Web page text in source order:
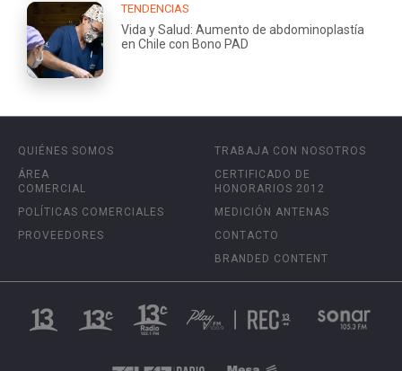
TENDENCIAS
Vida y Salud: Aumento de abdominoplastía
en Chile con Bono PAD
QUIÉNES SOMOS
ÁREA
COMERCIAL
POLÍTICAS COMERCIALES
PROVEEDORES
TRABAJA CON NOSOTROS
CERTIFICADO DE
HONORARIOS 2012
MEDICIÓN ANTENAS
CONTACTO
BRANDED CONTENT